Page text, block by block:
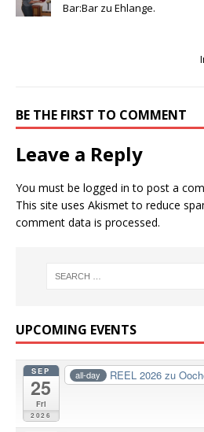
Bar:Bar zu Ehlange.
BE THE FIRST TO COMMENT
Leave a Reply
You must be logged in to post a
This site uses Akismet to reduce
comment data is processed.
UPCOMING EVENTS
SEP
25
Fri
2026
all-day REEL 2026 zu